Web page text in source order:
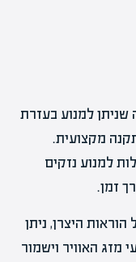
למנוע בעזרת
מקצועית.
למנוע נזקים
זמן.
היצרן, ניתן
מזג האוויר וישמור